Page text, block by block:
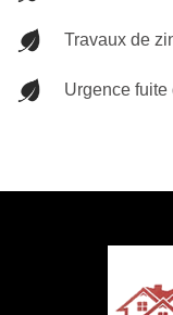
Travaux de
Urgence fuite